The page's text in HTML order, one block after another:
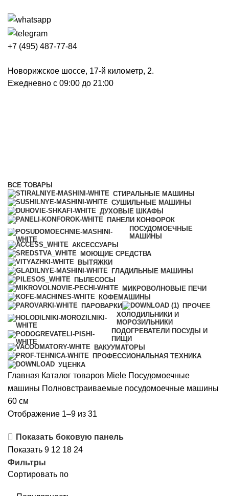
+7 (495) 487-77-84
Новорижское шоссе, 17-й километр, 2.
Ежедневно с 09:00 до 21:00
ВСЕ ТОВАРЫ
СТИРАЛЬНЫЕ МАШИНЫ
СУШИЛЬНЫЕ МАШИНЫ
ДУХОВЫЕ ШКАФЫ
ПАНЕЛИ КОНФОРОК
ПОСУДОМОЕЧНЫЕ
МАШИНЫ
АКСЕССУАРЫ
МОЮЩИЕ СРЕДСТВА
ВЫТЯЖКИ
ГЛАДИЛЬНЫЕ МАШИНЫ
ПЫЛЕСОСЫ
МИКРОВОЛНОВЫЕ ПЕЧИ
КОФЕМАШИНЫ
ПАРОВАРКИ
ПРОЧЕЕ
ХОЛОДИЛЬНИКИ И
МОРОЗИЛЬНИКИ
ПОДОГРЕВАТЕЛИ ПОСУДЫ И
ПИЩИ
ВАКУУМАТОРЫ
ПРОФЕССИОНАЛЬНАЯ ТЕХНИКА
УЦЕНКА
Главная Каталог товаров Miele Посудомоечные
машины Полновстраиваемые посудомоечные машины
60 см
Отображение 1–9 из 31
популярности
Показать боковую панель
Показать 9 12 18 24
Фильтры
Сортировать по